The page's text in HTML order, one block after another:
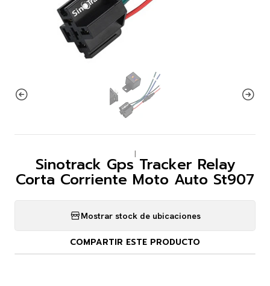
|
Sinotrack Gps Tracker Relay
Corta Corriente Moto Auto St907
Mostrar stock de ubicaciones
COMPARTIR ESTE PRODUCTO